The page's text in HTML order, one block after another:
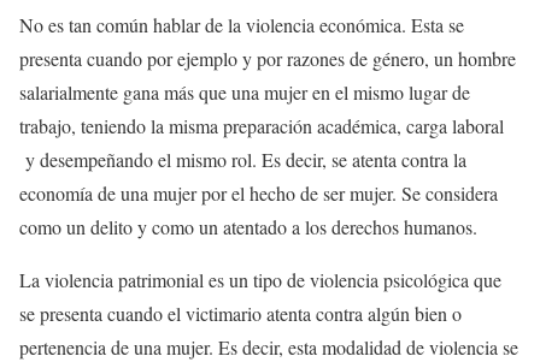
No es tan común hablar dela violencia económica. Esta se
presenta cuando por ejemplo y por razones de género, un hombre
salarialmente gana más que una mujer en el mismo lugar de
trabajo, teniendo la misma preparación académica, carga laboral
y desempeñando el mismo rol. Es decir, se atenta contra la
economía de una mujer por el hecho de ser mujer. Se considera
como un delito y como un atentado a los derechos humanos.
La violencia patrimonial es un tipo de violencia psicológica que
se presenta cuando el victimario atenta contra algún bien o
pertenencia de una mujer. Es decir, esta modalidad de violencia se